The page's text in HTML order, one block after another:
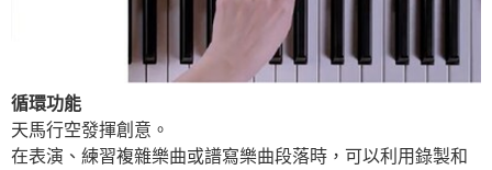
循環功能
天馬行空發揮創意。
在表演、練習複雜樂曲或譜寫樂曲段落時，可以利用錄製和